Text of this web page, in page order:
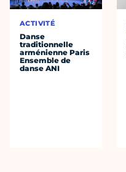
ACTIVITÉ
Danse
traditionnelle
arménienne Paris
Ensemble de
danse ANI